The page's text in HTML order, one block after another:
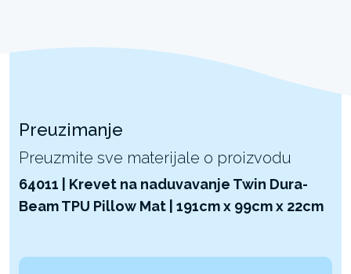
Preuzimanje
Preuzmite sve materijale o proizvodu
64011 | Krevet na naduvavanje Twin Dura-
Beam TPU Pillow Mat | 191cm x 99cm x 22cm